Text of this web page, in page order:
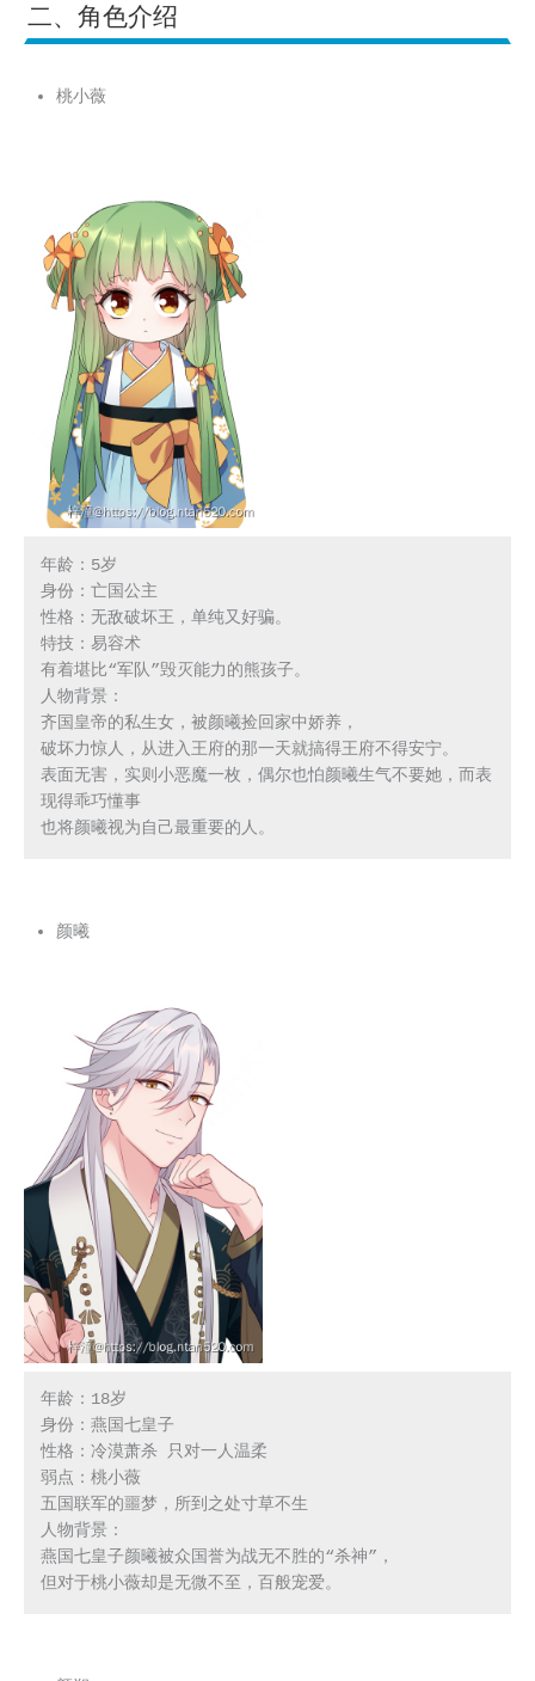
二、角色介绍
桃小薇
年龄：5岁
身份：亡国公主
性格：无敌破坏王，单纯又好骗。
特技：易容术
有着堪比“军队”毁灭能力的熊孩子。
人物背景：
齐国皇帝的私生女，被颜曦捡回家中娇养，
破坏力惊人，从进入王府的那一天就搞得王府不得安宁。
表面无害，实则小恶魔一枚，偶尔也怕颜曦生气不要她，而表
现得乖巧懂事
也将颜曦视为自己最重要的人。
颜曦
年龄：18岁
身份：燕国七皇子
性格：冷漠萧杀 只对一人温柔
弱点：桃小薇
五国联军的噩梦，所到之处寸草不生
人物背景：
燕国七皇子颜曦被众国誉为战无不胜的“杀神”，
但对于桃小薇却是无微不至，百般宠爱。